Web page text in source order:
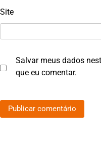
Site
Salvar meus dados
que eu comentar.